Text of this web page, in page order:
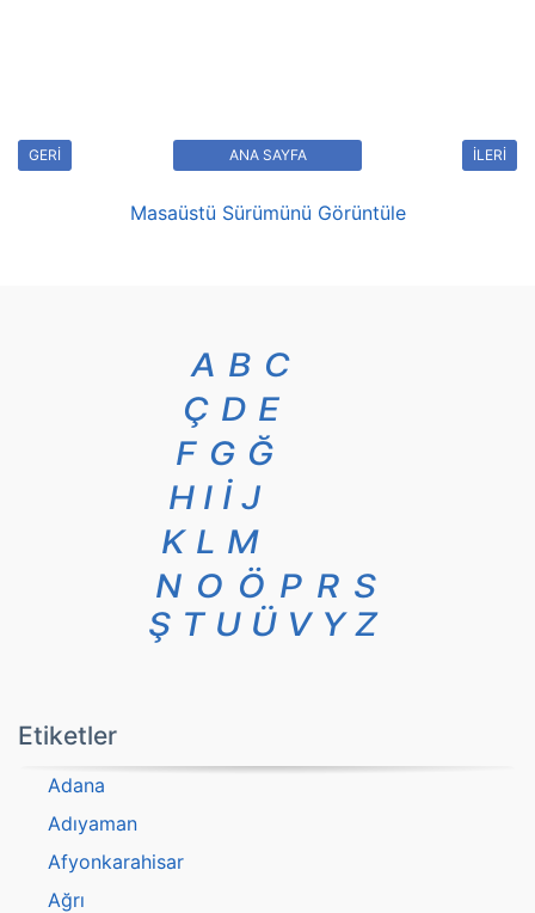
GERİ İLERİ
ANA SAYFA
Masaüstü Sürümünü Görüntüle
A B C
Ç D E
F G Ğ
H I İ J
K L M
N O Ö P R S
Ş T U Ü V Y Z
Etiketler
Adana
Adıyaman
Afyonkarahisar
Ağrı